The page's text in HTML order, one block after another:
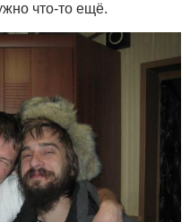
что-то ещё.